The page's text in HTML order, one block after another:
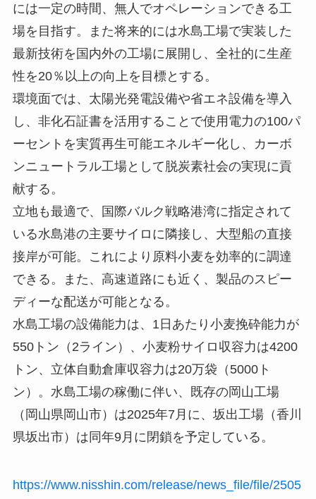
には一定の時間、無人でオペレーションできる工
場を目指す。また将来的には水島工場で実装した
最新技術を国内外の工場に展開し、全社的に生産
性を20％以上の向上を目標とする。
環境面では、太陽光発電設備や省エネ設備を導入
し、非化石証書を活用することで使用電力の100パ
ーセントを実質再生可能エネルギー化し、カーボ
ンニュートラル工場として脱炭素社会の実現に貢
献する。
立地も最適で、国際バルク戦略港湾に指定されて
いる水島港の主要サイロに隣接し、大型船の直接
接岸が可能。これにより原料小麦を効率的に調達
できる。また、高速道路にも近く、製品のスピー
ディーな配送が可能となる。
水島工場の設備能力は、1日あたり小麦挽砕能力が
550トン（2ライン）、小麦粉サイロ収容力は4200
トン、立体自動倉庫収容力は20万袋（5000ト
ン）。水島工場の稼働に伴い、既存の岡山工場
（岡山県岡山市）は2025年7月に、坂出工場（香川
県坂出市）は同年9月に閉鎖を予定している。
https://www.nisshin.com/release/news_file/file/2505